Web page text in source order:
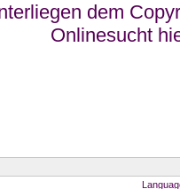
dem
Onlinesucht